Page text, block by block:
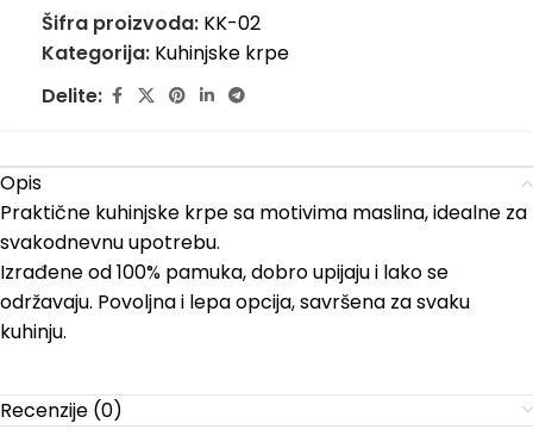
Šifra proizvoda: KK-02
Kategorija: Kuhinjske krpe
Delite:
Opis
Praktične kuhinjske krpe sa motivima maslina, idealne za
svakodnevnu upotrebu.
Izrađene od 100% pamuka, dobro upijaju i lako se
održavaju. Povoljna i lepa opcija, savršena za svaku
kuhinju.
Recenzije (0)